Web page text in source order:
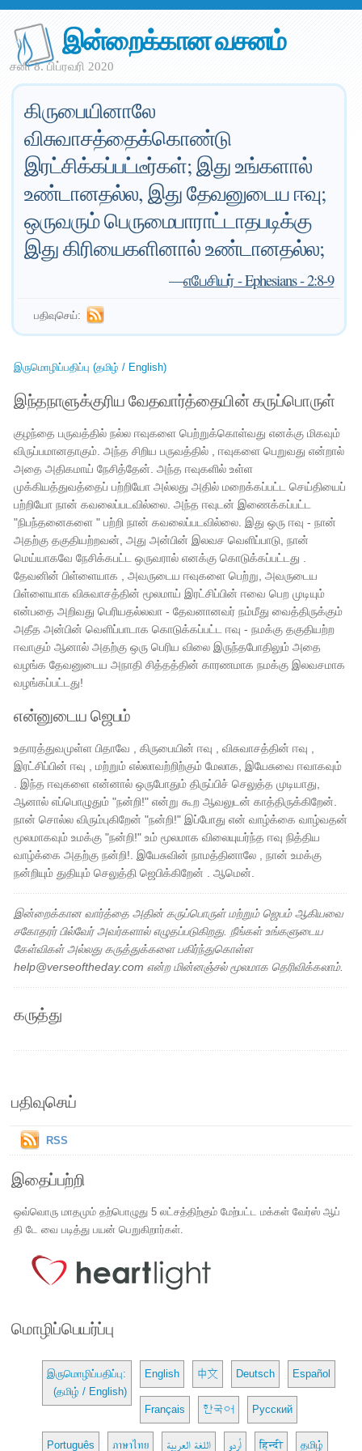
இன்றைக்கான வசனம்
சனி 8. பிப்ரவரி 2020
கிருபையினாலே
விசுவாசத்தைக்கொண்டு
இரட்சிக்கப்பட்டீர்கள்; இது உங்களால்
உண்டானதல்ல, இது தேவனுடைய ஈவு;
ஒருவரும் பெருமைபாராட்டாதபடிக்கு
இது கிரியைகளினால் உண்டானதல்ல;
—எபேசியர் - Ephesians - 2:8-9
பதிவுசெய்:
இருமொழிப்பதிப்பு (தமிழ் / English)
இந்தநாளுக்குரிய வேதவார்த்தையின் கருப்பொருள்
குழந்தை பருவத்தில் நல்ல ஈவுகளை பெற்றுக்கொள்வது எனக்கு மிகவும்
விருப்பமானதாகும். அந்த சிறிய பருவத்தில் , ஈவுகளை பெறுவது என்றால்
அதை அதிகமாய் நேசித்தேன். அந்த ஈவுகளில் உள்ள
முக்கியத்துவத்தைப் பற்றியோ அல்லது அதில் மறைக்கப்பட்ட செய்தியைப்
பற்றியோ நான் கவலைப்படவில்லை. அந்த ஈவுடன் இணைக்கப்பட்ட
"நிபந்தனைகளை " பற்றி நான் கவலைப்படவில்லை. இது ஒரு ஈவு - நான்
அதற்கு தகுதியற்றவன், அது அன்பின் இலவச வெளிப்பாடு, நான்
மெய்யாகவே நேசிக்கபட்ட ஒருவரால் எனக்கு கொடுக்கப்பட்டது .
தேவனின் பிள்ளையாக , அவருடைய ஈவுகளை பெற்று, அவருடைய
பிள்ளையாக விசுவாசத்தின் மூலமாய் இரட்சிப்பின் ஈவை பெற முடியும்
என்பதை அறிவது பெரியதல்லவா - தேவனானவர் நம்மீது வைத்திருக்கும்
அதீத அன்பின் வெளிப்பாடாக கொடுக்கப்பட்ட ஈவு - நமக்கு தகுதியற்ற
ஈவாகும் ஆனால் அதற்கு ஒரு பெரிய விலை இருந்தபோதிலும் அதை
வழங்க தேவனுடைய அநாதி சித்தத்தின் காரணமாக நமக்கு இலவசமாக
வழங்கப்பட்டது!
என்னுடைய ஜெபம்
உதாரத்துவமுள்ள பிதாவே , கிருபையின் ஈவு , விசுவாசத்தின் ஈவு ,
இரட்சிப்பின் ஈவு , மற்றும் எல்லாவற்றிற்கும் மேலாக, இயேசுவை ஈவாகவும்
. இந்த ஈவுகளை என்னால் ஒருபோதும் திருப்பிச் செலுத்த முடியாது,
ஆனால் எப்பொழுதும் "நன்றி!" என்று கூற ஆவலுடன் காத்திருக்கிறேன்.
நான் சொல்ல விரும்புகிறேன் "நன்றி!" இப்போது என் வாழ்க்கை வாழ்வதன்
மூலமாகவும் உமக்கு "நன்றி!" உம் மூலமாக விலையுயர்ந்த ஈவு நித்திய
வாழ்க்கை அதற்கு நன்றி!. இயேசுவின் நாமத்தினாலே , நான் உமக்கு
நன்றியும் துதியும் செலுத்தி ஜெபிக்கிறேன் . ஆமென்.
இன்றைக்கான வார்த்தை அதின் கருப்பொருள் மற்றும் ஜெபம் ஆகியவை
சகோதரர் பில்வேர் அவர்களால் எழுதப்படுகிறது. நீங்கள் உங்களுடைய
கேள்விகள் அல்லது கருத்துக்களை பகிர்ந்துகொள்ள
help@verseoftheday.com என்ற மின்னஞ்சல் மூலமாக தெரிவிக்கலாம்.
கருத்து
பதிவுசெய்
RSS
இதைப்பற்றி
ஒவ்வொரு மாதமும் தற்பொழுது 5 லட்சத்திற்கும் மேற்பட்ட மக்கள் வேர்ஸ் ஆப்
தி டே வை படித்து பயன் பெறுகிறார்கள்.
மொழிப்பெயர்ப்பு
இருமொழிப்பதிப்பு:
(தமிழ் / English)
English 中文 Deutsch Español
Français 한국어 Русский
Português ภาษาไทย اللغة العربية اُردو हिन्दी தமிழ்